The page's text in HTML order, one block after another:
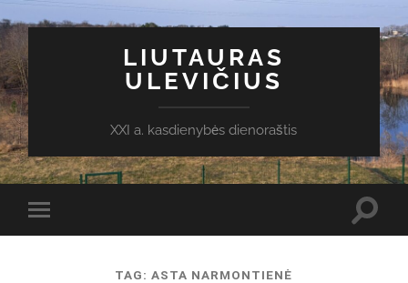
LIUTAURAS
ULEVIČIUS
XXI a. kasdienybės dienoraštis
Toggle
mobile
TAG:ASTA NARMONTIENĖ